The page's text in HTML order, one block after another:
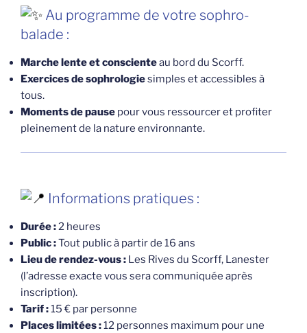
Au programme de votre sophro-
balade :
Marche lente et conscienteau bord du Scorff.
Exercices de sophrologiesimples et accessibles à
tous.
Moments de pause pour vous ressourcer et profiter
pleinement de la nature environnante.
Informations pratiques :
Durée :2 heures
Public :Tout public à partir de 16 ans
Lieu de rendez-vous : Les Rives du Scorff, Lanester
(l’adresse exacte vous sera communiquée après
inscription).
Tarif :15 € par personne
Places limitées :12 personnes maximum pour une